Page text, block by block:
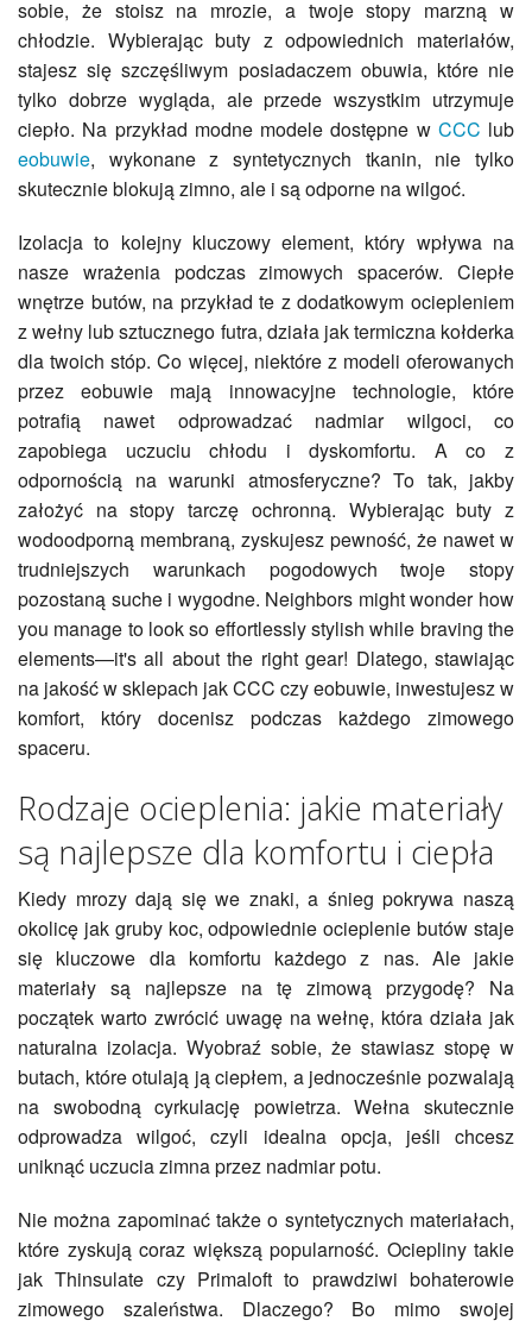
sobie, że stoisz na mrozie, a twoje stopy marzną w
chłodzie. Wybierając buty z odpowiednich materiałów,
stajesz się szczęśliwym posiadaczem obuwia, które nie
tylko dobrze wygląda, ale przede wszystkim utrzymuje
ciepło. Na przykład modne modele dostępne w CCC lub
eobuwie, wykonane z syntetycznych tkanin, nie tylko
skutecznie blokują zimno, ale i są odporne na wilgoć.
Izolacja to kolejny kluczowy element, który wpływa na
nasze wrażenia podczas zimowych spacerów. Ciepłe
wnętrze butów, na przykład te z dodatkowym ociepleniem
z wełny lub sztucznego futra, działa jak termiczna kołderka
dla twoich stóp. Co więcej, niektóre z modeli oferowanych
przez eobuwie mają innowacyjne technologie, które
potrafią nawet odprowadzać nadmiar wilgoci, co
zapobiega uczuciu chłodu i dyskomfortu. A co z
odpornością na warunki atmosferyczne? To tak, jakby
założyć na stopy tarczę ochronną. Wybierając buty z
wodoodporną membraną, zyskujesz pewność, że nawet w
trudniejszych warunkach pogodowych twoje stopy
pozostaną suche i wygodne. Neighbors might wonder how
you manage to look so effortlessly stylish while braving the
elements—it's all about the right gear! Dlatego, stawiając
na jakość w sklepach jak CCC czy eobuwie, inwestujesz w
komfort, który docenisz podczas każdego zimowego
spaceru.
Rodzaje ocieplenia: jakie materiały
są najlepsze dla komfortu i ciepła
Kiedy mrozy dają się we znaki, a śnieg pokrywa naszą
okolicę jak gruby koc, odpowiednie ocieplenie butów staje
się kluczowe dla komfortu każdego z nas. Ale jakie
materiały są najlepsze na tę zimową przygodę? Na
początek warto zwrócić uwagę na wełnę, która działa jak
naturalna izolacja. Wyobraź sobie, że stawiasz stopę w
butach, które otulają ją ciepłem, a jednocześnie pozwalają
na swobodną cyrkulację powietrza. Wełna skutecznie
odprowadza wilgoć, czyli idealna opcja, jeśli chcesz
uniknąć uczucia zimna przez nadmiar potu.
Nie można zapominać także o syntetycznych materiałach,
które zyskują coraz większą popularność. Ociepliny takie
jak Thinsulate czy Primaloft to prawdziwi bohaterowie
zimowego szaleństwa. Dlaczego? Bo mimo swojej